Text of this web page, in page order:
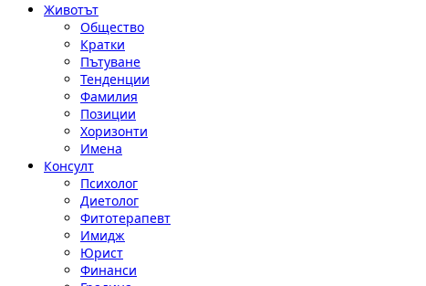
Животът
Общество
Кратки
Пътуване
Тенденции
Фамилия
Позиции
Хоризонти
Имена
Консулт
Психолог
Диетолог
Фитотерапевт
Имидж
Юрист
Финанси